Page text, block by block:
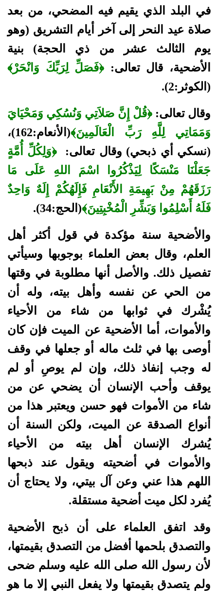
في البلد الذي يقيم فيه المضحي، من بعد
صلاة عيد النحر إلى آخر أيام
التشريق (وهو
يوم الثالث عشر من ذي الحجة) بنية
الأضحية، قال تعالى: ﴿فَصَلِّ لِرَبِّكَ وَانْحَرْ﴾
(الكوثر:2).
وقال تعالى: ﴿قُلْ إِنَّ صَلاَتِي وَنُسُكِي وَمَحْيَايَ
وَمَمَاتِي لِلَّهِ رَبِّ الْعَالَمِينَ﴾
(الأنعام:162)،
(نسكي أي ذبحي) وقال تعالى: ﴿وَلِكُلِّ أُمَّةٍ
جَعَلْنَا مَنْسَكًا لِيَذْكُرُوا اسْمَ اللهِ عَلَى مَا
رَزَقَهُمْ مِنْ بَهِيمَةِ الأَنْعَامِ فَإِلَهُكُمْ إِلَهٌ وَاحِدٌ
فَلَهُ أَسْلِمُوا وَبَشِّرِ الْمُخْبِتِينَ﴾(الحج:34).
والأضحية سنة مؤكدة في قول أكثر أهل
العلم، وقال بعض العلماء بوجوبها وسيأتي
تفصيل ذلك. والأصل أنها مطلوبة في وقتها
من الحي عن نفسه وأهل بيته، وله أن
يُشْرك في ثوابها من شاء من الأحياء
والأموات، أما الأضحية عن الميت فإن كان
أوصى بها في ثلث ماله أو جعلها في وقف
له وجب إنفاذ ذلك، وإن لم يوصِ أو لم
يوقف وأحب الإنسان أن يضحي عن من
شاء من الأموات فهو حسن ويعتبر هذا من
أنواع الصدقة عن الميت، ولكن السنة أن
يُشرك الإنسان أهل بيته من الأحياء
والأموات في أضحيته ويقول عند ذبحها
اللهم هذا عني وعن آل بيتي، ولا يحتاج أن
يُفرد لكل ميت أضحية مستقلة.
وقد اتفق العلماء على أن ذبح الأضحية
والتصدق بلحمها أفضل من التصدق بقيمتها،
لأن رسول الله صلى الله عليه وسلم ضحى
ولم يتصدق بقيمتها ولا يفعل النبي إلا ما هو